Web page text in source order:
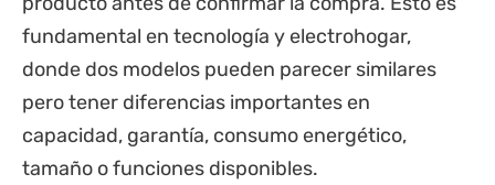
fundamental en tecnología y electrohogar,
donde dos modelos pueden parecer similares
pero tener diferencias importantes en
capacidad, garantía, consumo energético,
tamaño o funciones disponibles.